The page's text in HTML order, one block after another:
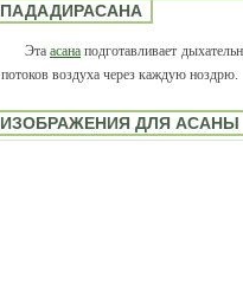
ПАДАДИРАСАНА
Эта асанаподготавливает
потоков воздуха через каждую ноздрю.
ИЗОБРАЖЕНИЯ ДЛЯ АСАНЫ